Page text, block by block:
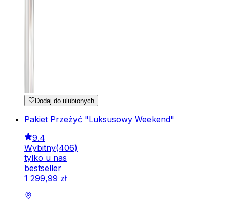
Dodaj do ulubionych
Pakiet Przeżyć "Luksusowy Weekend"
9.4
Wybitny(406)
tylko u nas
bestseller
1 299,99 zł